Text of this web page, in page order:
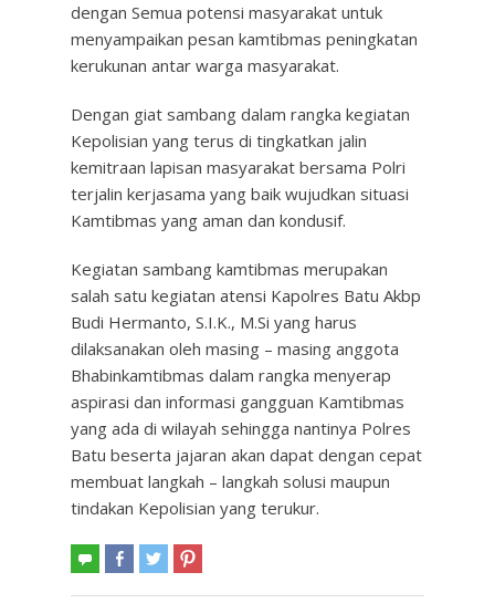
dengan Semua potensi masyarakat untuk
menyampaikan pesan kamtibmas peningkatan
kerukunan antar warga masyarakat.
Dengan giat sambang dalam rangka kegiatan
Kepolisian yang terus di tingkatkan jalin
kemitraan lapisan masyarakat bersama Polri
terjalin kerjasama yang baik wujudkan situasi
Kamtibmas yang aman dan kondusif.
Kegiatan sambang kamtibmas merupakan
salah satu kegiatan atensi Kapolres Batu Akbp
Budi Hermanto, S.I.K., M.Si yang harus
dilaksanakan oleh masing – masing anggota
Bhabinkamtibmas dalam rangka menyerap
aspirasi dan informasi gangguan Kamtibmas
yang ada di wilayah sehingga nantinya Polres
Batu beserta jajaran akan dapat dengan cepat
membuat langkah – langkah solusi maupun
tindakan Kepolisian yang terukur.